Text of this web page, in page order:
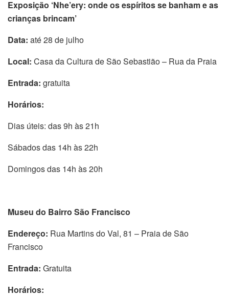
Exposição ‘Nhe’ery: onde os espíritos se banham e as
crianças brincam’
Data: até 28 de julho
Local: Casa da Cultura de São Sebastião – Rua da Praia
Entrada: gratuita
Horários:
Dias úteis: das 9h às 21h
Sábados das 14h às 22h
Domingos das 14h às 20h
Museu do Bairro São Francisco
Endereço: Rua Martins do Val, 81 – Praia de São
Francisco
Entrada: Gratuita
Horários: